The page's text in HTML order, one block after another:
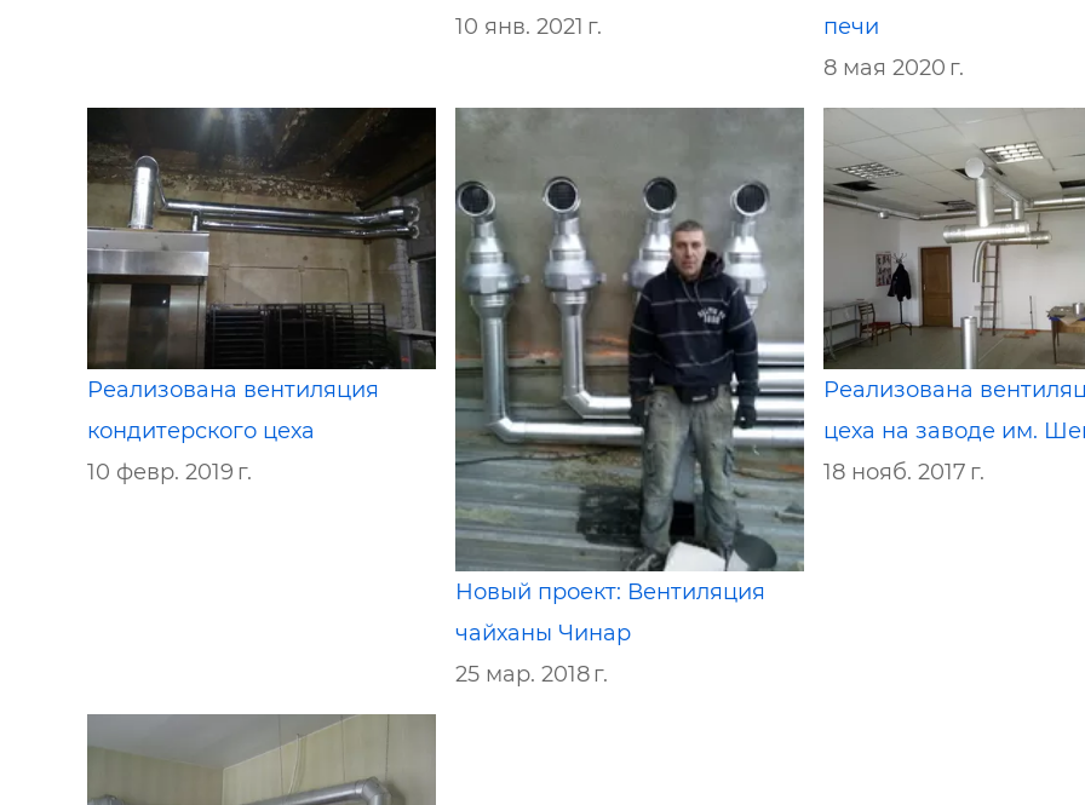
10 янв. 2021 г.
печи
8 мая 2020 г.
Реализована вентиляция
кондитерского цеха
10 февр. 2019 г.
Новый проект: Вентиляция
чайханы Чинар
25 мар. 2018 г.
Реализована
цеха на заводе им.
18 нояб. 2017 г.